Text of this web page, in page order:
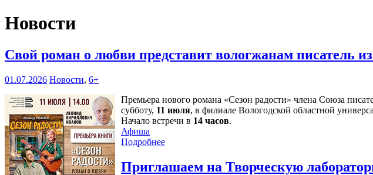
Новости
Свой роман о любви представит вологжанам писатель
01.07.2026 Новости, 6+
Премьера нового романа «Сезон радости» члена Союза
субботу, 11 июля, в филиале Вологодской областной
Начало встречи в 14 часов.
Афиша
Подробнее
Приглашаем на Творческую